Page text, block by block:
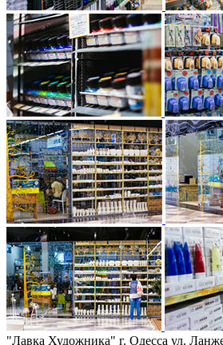
"Лавка Художника" г. Одесса ул.